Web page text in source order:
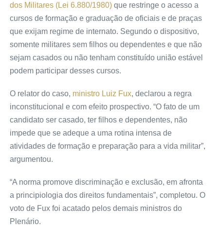
dos Militares (Lei 6.880/1980) que restringe o acesso a
cursos de formação e graduação de oficiais e de praças
que exijam regime de internato. Segundo o dispositivo,
somente militares sem filhos ou dependentes e que não
sejam casados ou não tenham constituído união estável
podem participar desses cursos.
O relator do caso, ministro Luiz Fux, declarou a regra
inconstitucional e com efeito prospectivo. “O fato de um
candidato ser casado, ter filhos e dependentes, não
impede que se adeque a uma rotina intensa de
atividades de formação e preparação para a vida militar”,
argumentou.
“A norma promove discriminação e exclusão, em afronta
a principiologia dos direitos fundamentais”, completou. O
voto de Fux foi acatado pelos demais ministros do
Plenário.